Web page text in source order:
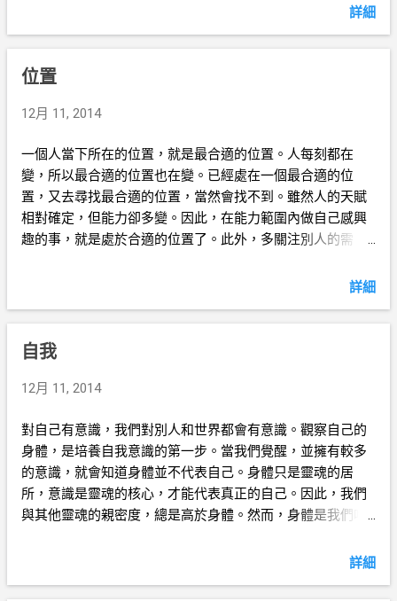
詳細
位置
12月 11, 2014
一個人當下所在的位置，就是最合適的位置。人每刻都在
變，所以最合適的位置也在變。已經處在一個最合適的位
置，又去尋找最合適的位置，當然會找不到。雖然人的天賦
相對確定，但能力卻多變。因此，在能力範圍內做自己感興
趣的事，就是處於合適的位置了。此外，多關注別人的需
詳細
自我
12月 11, 2014
對自己有意識，我們對別人和世界都會有意識。觀察自己的
身體，是培養自我意識的第一步。當我們覺醒，並擁有較多
的意識，就會知道身體並不代表自己。身體只是靈魂的居
所，意識是靈魂的核心，才能代表真正的自己。因此，我們
與其他靈魂的親密度，總是高於身體。然而，身體是我們唯
詳細